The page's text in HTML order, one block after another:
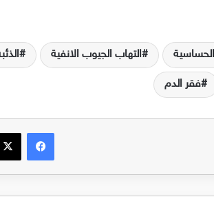
التهاب الجيوب الانفية
فقر الدم
فيسبوك